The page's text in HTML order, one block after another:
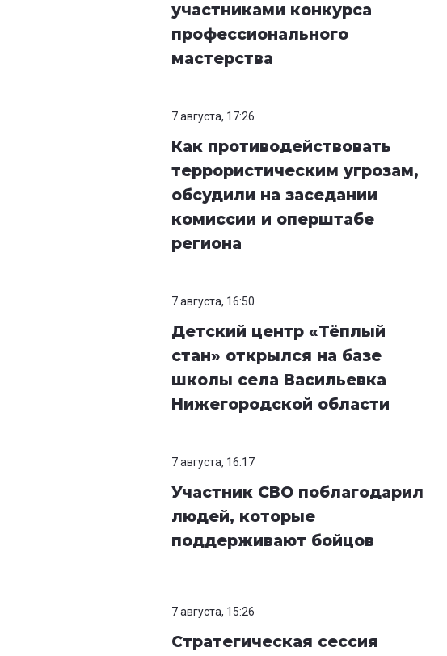
участниками конкурса
профессионального
мастерства
7 августа, 17:26
Как противодействовать
террористическим угрозам,
обсудили на заседании
комиссии и оперштабе
региона
7 августа, 16:50
Детский центр «Тёплый
стан» открылся на базе
школы села Васильевка
Нижегородской области
7 августа, 16:17
Участник СВО поблагодарил
людей, которые
поддерживают бойцов
7 августа, 15:26
Стратегическая сессия